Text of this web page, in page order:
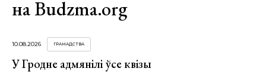
на Budzma.org
10.08.2026 ГРАМАДСТВА
У Гродне адмянілі ўсе квізы